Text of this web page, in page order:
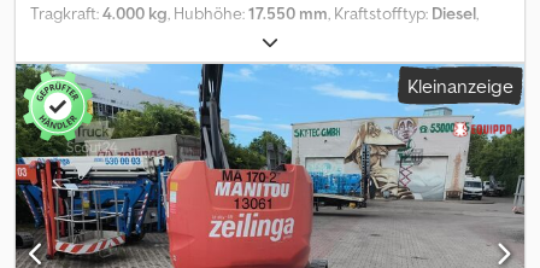
Tragkraft:4.000 kg, Hubhöhe:17.550 mm, Kraftstofftyp: Diesel,
2.500 mm
PS), Reifenzustand:100 %, Vorderreifengröße:24,
Hinterreifengröße:
24, Leergewicht: 12.500 kg, Gesamtlänge:
6.270 mm, Farbe:Sonstige, Höchstgeschwindigkeit:35 km/h,
Sonderausstattung: 3. Ventil, Heizung, Vollkabine, Klimaanlage, CE
Zertifikat, Außenspiegel, Rundumleuchte, Dodpfxszrpyzj Aipsck
Kleinanzeige